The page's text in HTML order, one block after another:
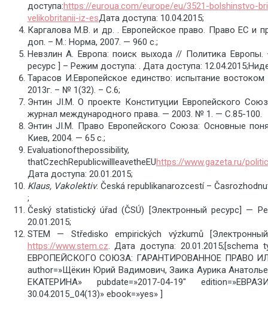
доступа:https://euroua.com/europe/eu/3521-bolshinstvo-
velikobritanii-iz-esДата доступа: 10.04.2015;
Каргалова М.В. и др. . Европейское право. Право ЕС и
доп. – М.: Норма, 2007. — 960 с.;
Невзлин А. Европа: поиск выхода // Политика
ресурс ] – Режим доступа: . Дата доступа:
Тарасов И.Европейское единство: испытание
2013г. – № 1(32). – С.6;
Энтин JI.M. О проекте Конституции Европейского
журнал международного права. — 2003. № 1. — С.85-100.
Энтин JI.M. Право Европейского Союза: Основные
Киев, 2004. — 65 с.;
Evaluationofthepossibility,
thatCzechRepublicwillleavetheEUhttps://www.gazeta.ru/
Дата доступа: 20.01.2015;
Klaus, Vakolektiv. Česká republikanarozcestí –
;
Český statistický úřad (ČSÚ) [Электронный ресурс] —
20.01.2015;
STEM — Středisko empirických výzkumů
https://www.stem.cz. Дата доступа:
ЕВРОПЕЙСКОГО СОЮЗА: ГАРАНТИРОВАННОЕ ПРАВО
author=»Щёкин Юрий Вадимович, Заика Аурика
ЕКАТЕРИНА» pubdate=»2017-04-19″
30.04.2015_04(13)» ebook=»yes» ]